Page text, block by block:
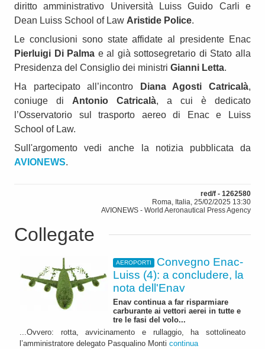
diritto amministrativo Università Luiss Guido Carli e
Dean Luiss School of Law Aristide Police.
Le conclusioni sono state affidate al presidente Enac
Pierluigi Di Palma e al già sottosegretario di Stato alla
Presidenza del Consiglio dei ministri Gianni Letta.
Ha partecipato all’incontro
Diana Agosti Catricalà,
coniuge di Antonio Catricalà, a cui è dedicato
l’Osservatorio sul trasporto aereo di Enac e Luiss
School of Law.
Sull'argomento vedi anche la notizia pubblicata da
AVIONEWS.
red/f - 1262580
Roma, Italia, 25/02/2025 13:30
AVIONEWS - World Aeronautical Press Agency
Collegate
AEROPORTI
Convegno Enac-
Luiss (4): a concludere, la
nota dell'Enav
Enav continua a far risparmiare
carburante ai vettori aerei in tutte e
tre le fasi del volo...
...Ovvero: rotta, avvicinamento e rullaggio, ha sottolineato
l’amministratore delegato Pasqualino Monti continua